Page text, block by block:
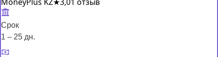
Срок
1 – 25 дн.